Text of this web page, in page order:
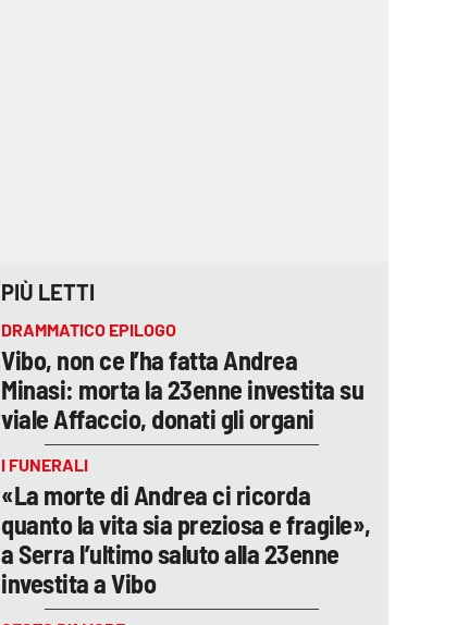
PIÙ LETTI
DRAMMATICO EPILOGO
Vibo, non ce l’ha fatta Andrea
Minasi: morta la 23enne investita su
viale Affaccio, donati gli organi
I FUNERALI
«La morte di Andrea ci ricorda
quanto la vita sia preziosa e fragile»,
a Serra l’ultimo saluto alla 23enne
investita a Vibo